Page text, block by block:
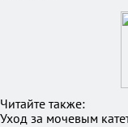
Читайте также:
Уход за мочевым